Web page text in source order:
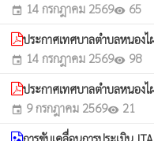
event 14 กรกฎาคม 2569visibility 65
ประกาศเทศบาลตำบลหนองไ
event 14 กรกฎาคม 2569visibility 98
ประกาศเทศบาลตำบลหนอง
event 9 กรกฎาคม 2569visibility 21